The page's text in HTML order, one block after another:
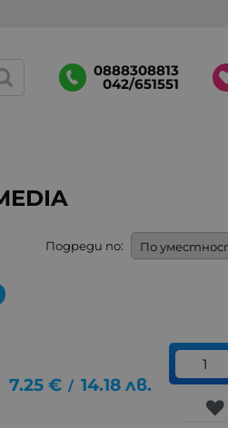
0888308813
042/651551
Подреди по:
7.25 € / 14.18 лв.